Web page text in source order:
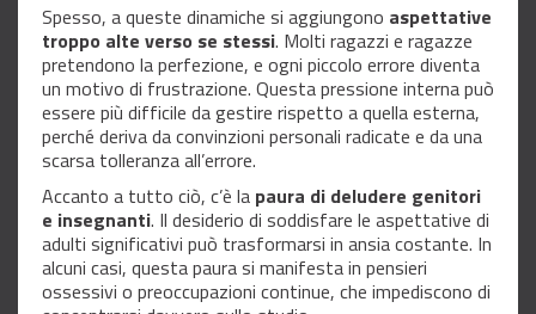
Spesso, a queste dinamiche si aggiungono aspettative
troppo alte verso se stessi. Molti ragazzi e ragazze
pretendono la perfezione, e ogni piccolo errore diventa
un motivo di frustrazione. Questa pressione interna può
essere più difficile da gestire rispetto a quella esterna,
perché deriva da convinzioni personali radicate e da una
scarsa tolleranza all’errore.
Accanto a tutto ciò, c’è la paura di deludere genitori
e insegnanti. Il desiderio di soddisfare le aspettative di
adulti significativi può trasformarsi in ansia costante. In
alcuni casi, questa paura si manifesta in pensieri
ossessivi o preoccupazioni continue, che impediscono di